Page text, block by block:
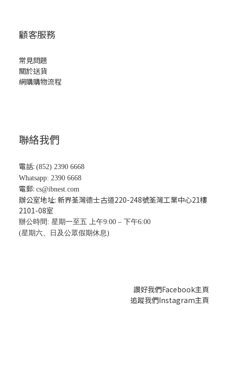
顧客服務
常見問題
關於送貨
網購購物流程
聯絡我們
電話: (852) 2390 6668
Whatsapp: 2390 6668
電郵: cs@ibnest.com
辦公室地址: 新界荃灣德士古道220-248號荃灣工業中心21樓
2101-08室
辦公時間: 星期一至五 上午9:00 – 下午6:00
(星期六、日及公眾假期休息)
讚好我們Facebook主頁
追蹤我們Instagram主頁